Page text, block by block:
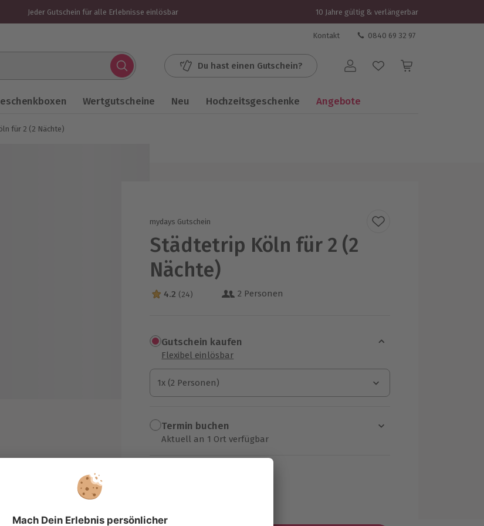
Jeder Gutschein für alle Erlebnisse einlösbar 10 Jahre gültig & verlängerbar
Kontakt 0840 69 32 97
Du hast einen Gutschein? Benutzerkonto
Wertgutscheine Neu Hochzeitsgeschenke Angebote
für 2 (2 Nächte)
mydays Gutschein
Städtetrip Köln für 2 (2
Nächte)
4.2 Sterne von 5 aus 24 Bewertungen
4.2 (24) 2 Personen
Gutschein kaufen
Flexibel einlösbar
1x (2 Personen)
1x (2 Personen)
1x (2 Personen)
Termin buchen
Aktuell an 1 Ort verfügbar
Wähle im nächsten Schritt einen Termin aus
am Rhein